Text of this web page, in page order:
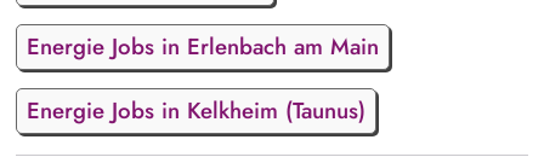
Energie Jobs in Erlenbach am Main
Energie Jobs in Kelkheim (Taunus)